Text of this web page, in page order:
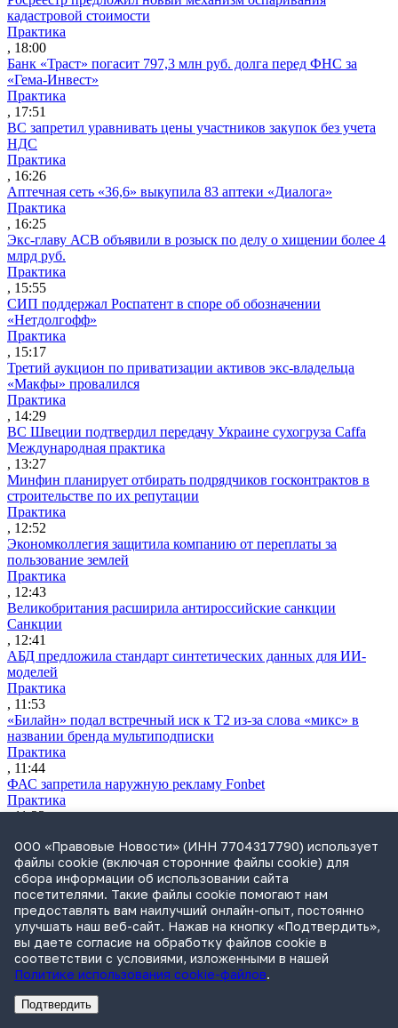
кадастровой стоимости
Практика
, 18:00
Банк «Траст» погасит 797,3 млн руб. долга перед ФНС за
«Гема-Инвест»
Практика
, 17:51
ВС запретил уравнивать цены участников закупок без учета
НДС
Практика
, 16:26
Аптечная сеть «36,6» выкупила 83 аптеки «Диалога»
Практика
, 16:25
Экс-главу АСВ объявили в розыск по делу о хищении более 4
млрд руб.
Практика
, 15:55
СИП поддержал Роспатент в споре об обозначении
«Нетдолгофф»
Практика
, 15:17
Третий аукцион по приватизации активов экс-владельца
«Макфы» провалился
Практика
, 14:29
ВС Швеции подтвердил передачу Украине сухогруза Caffa
Международная практика
, 13:27
Минфин планирует отбирать подрядчиков госконтрактов в
строительстве по их репутации
Практика
, 12:52
Экономколлегия защитила компанию от переплаты за
пользование землей
Практика
, 12:43
Великобритания расширила антироссийские санкции
Санкции
, 12:41
АБД предложила стандарт синтетических данных для ИИ-
моделей
Практика
, 11:53
«Билайн» подал встречный иск к Т2 из-за слова «микс» в
названии бренда мультиподписки
Практика
, 11:44
ФАС запретила наружную рекламу Fonbet
Практика
, 11:23
для обучения ИИ
Законодательство
, 10:59
Утренний обзор за 6 августа: ужесточение закупок
иностранной техники и рост рынка M&A за счет
национализации
Обзор СМИ
, 09:26
Росимущество проведет новый аукцион по продаже активов
Global Spirits
Практика
РекламаАдвокатское бюро Санкт-Петербурга «Вертикаль» ИНН 7841290773
ООО «Правовые Новости» (ИНН 7704317790) использует
файлы cookie (включая сторонние файлы cookie) для
сбора информации об использовании сайта
посетителями. Такие файлы cookie помогают нам
предоставлять вам наилучший онлайн-опыт, постоянно
улучшать наш веб-сайт. Нажав на кнопку «Подтвердить»,
вы даете согласие на обработку файлов cookie в
соответствии с условиями, изложенными в нашей
Политике использования cookie-файлов.
Подтвердить